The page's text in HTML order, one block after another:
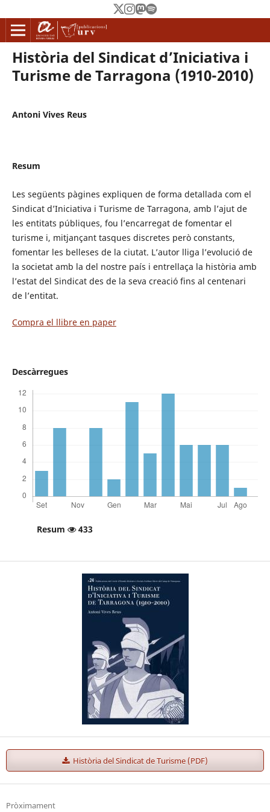
Història del Sindicat d’Iniciativa i
Turisme de Tarragona (1910-2010)
Antoni Vives Reus
Resum
Les següents pàgines expliquen de forma detallada com el
Sindicat d’Iniciativa i Turisme de Tarragona, amb l’ajut de
les entitats públiques, fou l’encarregat de fomentar el
turisme i, mitjançant tasques discretes però constants,
fomentar les belleses de la ciutat. L’autor lliga l’evolució de
la societat amb la del nostre país i entrellaça la història amb
l’estat del Sindicat des de la seva creació fins al centenari
de l’entitat.
Compra el llibre en paper
Descàrregues
Resum 433
Història del Sindicat de Turisme (PDF)
Pròximament